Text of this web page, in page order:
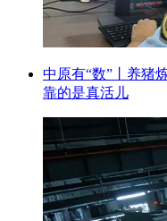
中原有“数”丨养
靠的是真活儿